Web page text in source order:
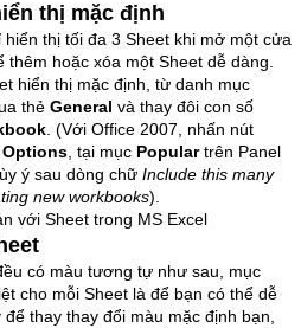
thị mặc định
thị tối đa 3 Sheet khi mở một cửa
hoặc xóa một Sheet dễ dàng.
hiển thị mặc định, từ danh mục
thẻ General và thay đôi con số
. (Với Office 2007, nhấn nút
Options , tại mục Populartrên Panel
ý sau dòng chữ Include this many
new workbooks).
có màu tương tự như sau, mục
cho mỗi Sheet là để bạn có thể dễ
thay thay đổi màu mặc định bạn,